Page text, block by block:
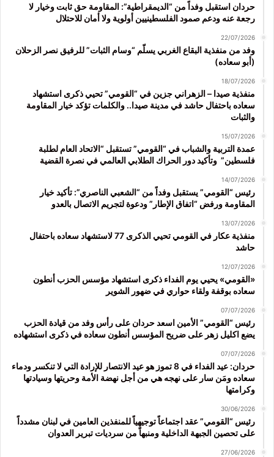
حردان استقبل وفداً من “الديمقراطية”: المقاومة حق ثابت وخيار لا
رجعة عنه ودعم صمود الفلسطينيين أولوية ولا أمان للاحتلال
22/07/2026
وفد من منفذية البقاع الغربي يسلّم “وسام الثبات” للرفيق نصر الزحلان
(أبو سعاده)
18/07/2026
منفذية صيدا – الزهراني جزين في “القومي” تحيي ذكرى استشهاد
سعاده باحتفال حاشد في مدينة صيدا.. والكلمات تؤكد خيار المقاومة
والثبات
15/07/2026
عمدة التربية والشباب في “القومي” تستقبل “الاتحاد العام لطلبة
فلسطين” وتأكيد دور الحراك الطلابي العالمي في نصرة القضية
14/07/2026
رئيس “القومي” يستقبل وفداً من “الشعبي الناصري”: تأكيد خيار
المقاومة ورفض “اتفاق الإطار” ودعوة لتجريم الاتصال بالعدو
13/07/2026
منفذية عكار في القومي تحيي الذكرى 77 لاستشهاد سعاده باحتفال
حاشد
12/07/2026
«القومي» يحيي يوم الفداء ذكرى استشهاد مؤسس الحزب أنطون
سعاده بوقفة ولقاء حواري في ضهور الشوير
07/07/2026
رئيس “القومي” الأمين اسعد حردان على رأس وفد من قيادة الحزب
يضع اكليل زهر على ضريح المؤسس أنطون سعاده في ذكرى استشهاده
07/07/2026
حردان: عيد الفداء في 8 تموز هو عيد الانتصار للإرادة التي لا تنكسر ودماء
سعاده ومَن سار على نهجه هي من أجل نهضة الأمة وحريتها وسيادتها
وكرامتها
30/06/2026
رئيس “القومي” عقد اجتماعاً توجيهياً للمنفذين العامين في لبنان مشدداً
على تحصين الجبهة الداخلية ومنبهاً من سرديات تبرير العدوان
27/06/2026